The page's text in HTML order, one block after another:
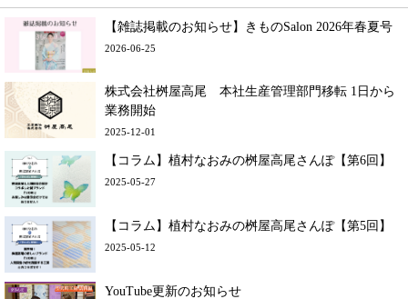
【雑誌掲載のお知らせ】きものSalon 2026年春夏号
2026-06-25
株式会社桝屋高尾 本社生産管理部門移転 1日から
業務開始
2025-12-01
【コラム】植村なおみの桝屋高尾さんぽ【第6回】
2025-05-27
【コラム】植村なおみの桝屋高尾さんぽ【第5回】
2025-05-12
YouTube更新のお知らせ